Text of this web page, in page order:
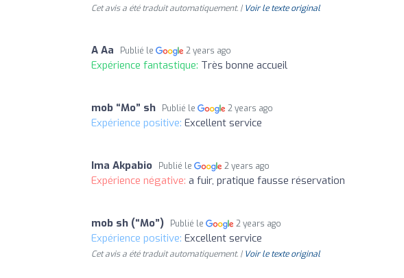
Cet avis a été traduit automatiquement. | Voir le texte original
A Aa Publié le 2 years ago
Expérience fantastique: Très bonne accueil
mob “Mo” sh Publié le 2 years ago
Expérience positive: Excellent service
Ima Akpabio Publié le 2 years ago
Expérience négative: a fuir, pratique fausse réservation
mob sh (“Mo”) Publié le 2 years ago
Expérience positive: Excellent service
Cet avis a été traduit automatiquement. | Voir le texte original